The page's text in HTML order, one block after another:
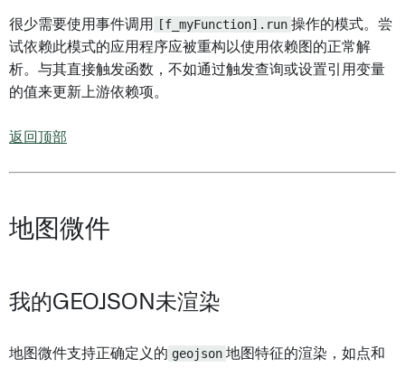
很少需要使用事件调用 [f_myFunction].run 操作的模式。尝
试依赖此模式的应用程序应被重构以使用依赖图的正常解
析。与其直接触发函数，不如通过触发查询或设置引用变量
的值来更新上游依赖项。
返回顶部
地图微件
我的GEOJSON未渲染
地图微件支持正确定义的 geojson 地图特征的渲染，如点和